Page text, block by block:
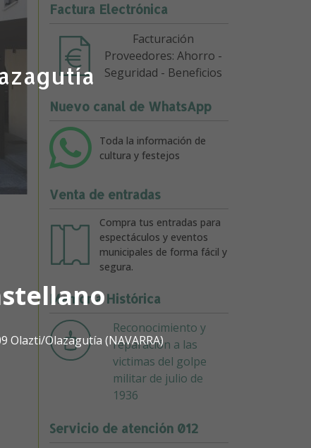
Olazti/Olazagutía (NAVARRA)
Factura Electrónica
Facturación
Proveedores: Ahorro -
Seguridad - Beneficios
Nuevo canal de WhatsApp
Toda la información de
cultura y festejos
Venta de entradas
Compra tus entradas para
espectáculos y eventos
municipales de forma fácil y
segura.
Memoria Histórica
Reconocimiento y
reparación a las
victimas del golpe
militar de julio de
1936
Servicio de atención 012